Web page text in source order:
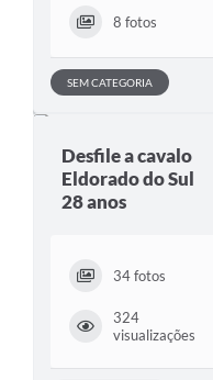
8 fotos
SEM CATEGORIA
Desfile a cavalo
Eldorado do Sul
28 anos
34 fotos
324
visualizações